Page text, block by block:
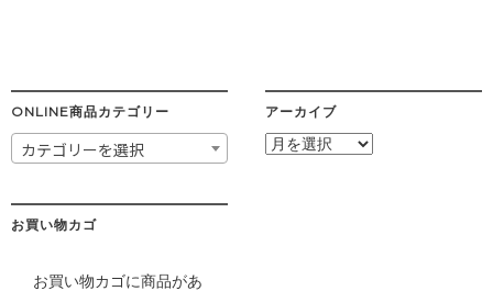
ONLINE商品カテゴリー
カテゴリーを選択
アーカイブ
ア
お買い物カゴ
お買い物カゴに商品があ